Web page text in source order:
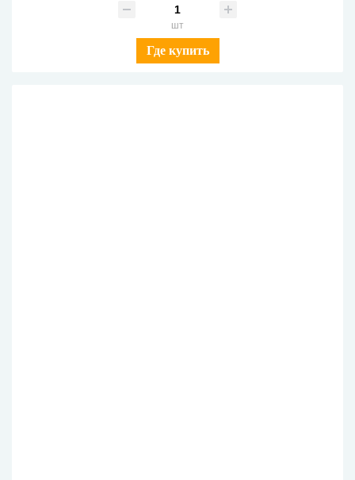
шт
Где купить